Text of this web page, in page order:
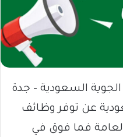
السعودية – جدة
عن توفر وظائف
العامة فما فوق في